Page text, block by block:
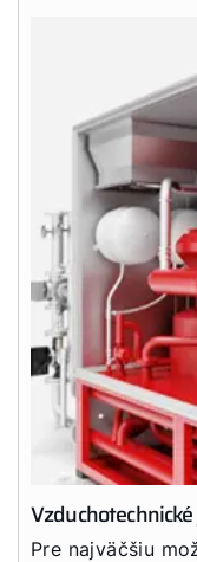
Pre najväčšiu